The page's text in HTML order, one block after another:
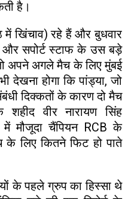
है।
में खिंचाव) रहे हैं और बुधवार
और सपोर्ट स्टाफ के उस बड़े
अपने अगले मैच के लिए मुंबई
देखना होगा कि पांड्या, जो
दिक्कतों के कारण दो मैच
वीर नारायण सिंह
मौजूदा चैंपियन RCB के
के लिए कितने फिट हो पाते
के पहले ग्रुप का हिस्सा थे